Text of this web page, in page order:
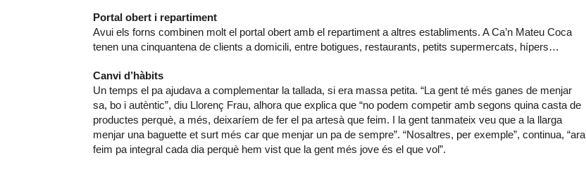
Portal obert i repartiment
Avui els forns combinen molt el portal obert amb el repartiment a altres establiments. A Ca’n Mateu Coca
tenen una cinquantena de clients a domicili, entre botigues, restaurants, petits supermercats, hípers…
Canvi d’hàbits
Un temps el pa ajudava a complementar la tallada, si era massa petita. “La gent té més ganes de menjar
sa, bo i autèntic”, diu Llorenç Frau, alhora que explica que “no podem competir amb segons quina casta de
productes perquè, a més, deixaríem de fer el pa artesà que feim. I la gent tanmateix veu que a la llarga
menjar una baguette et surt més car que menjar un pa de sempre”. “Nosaltres, per exemple”, continua, “ara
feim pa integral cada dia perquè hem vist que la gent més jove és el que vol”.